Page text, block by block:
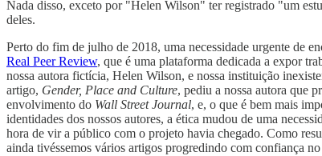
Nada disso, exceto por "Helen Wilson" ter registrado "um
deles.
Perto do fim de julho de 2018, uma necessidade urgente de
Real Peer Review, que é uma plataforma dedicada a expor
nossa autora fictícia, Helen Wilson, e nossa instituição
artigo, Gender, Place and Culture, pediu a nossa autora que
envolvimento do Wall Street Journal, e, o que é bem mais
identidades dos nossos autores, a ética mudou de uma
hora de vir a público com o projeto havia chegado. Como
ainda tivéssemos vários artigos progredindo com confiança